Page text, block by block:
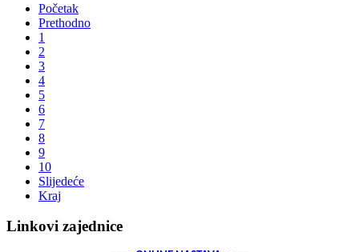
Početak
Prethodno
1
2
3
4
5
6
7
8
9
10
Slijedeće
Kraj
Linkovi zajednice